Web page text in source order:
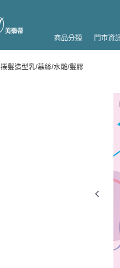
商品分類 門市資訊
捲髮造型乳/慕絲/水雕/髮膠